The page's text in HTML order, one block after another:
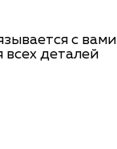
с вами
всех деталей